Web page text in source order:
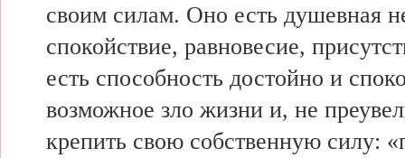
своим силам. Оно есть душевная
спокойствие, равновесие,
есть способность достойно и
возможное зло жизни и, не
крепить свою собственную силу: